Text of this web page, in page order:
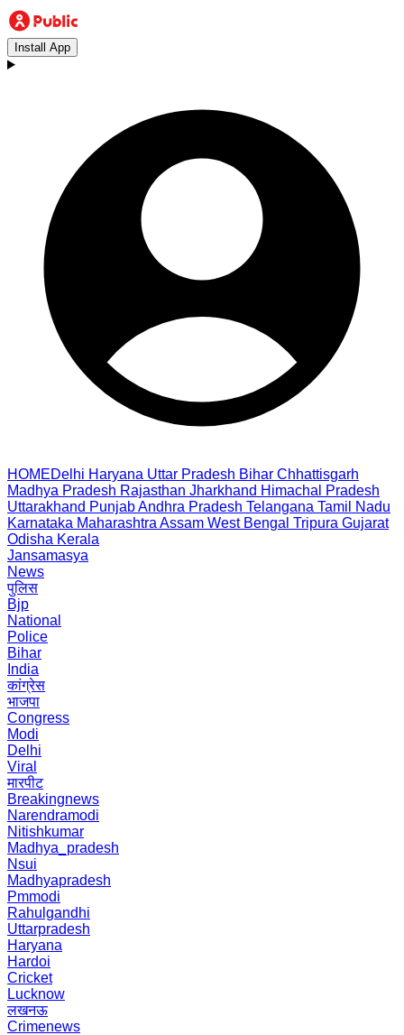
Install App
HOMEDelhi Haryana Uttar Pradesh Bihar Chhattisgarh
Madhya Pradesh Rajasthan Jharkhand Himachal Pradesh
Uttarakhand PunjabAndhra Pradesh Telangana Tamil Nadu
Karnataka Maharashtra Assam West Bengal Tripura Gujarat
Odisha Kerala
Jansamasya
News
पुलिस
Bjp
National
Police
Bihar
India
कांग्रेस
भाजपा
Congress
Modi
Delhi
Viral
मारपीट
Breakingnews
Narendramodi
Nitishkumar
Madhya_pradesh
Nsui
Madhyapradesh
Pmmodi
Rahulgandhi
Uttarpradesh
Haryana
Hardoi
Cricket
Lucknow
लखनऊ
Crimenews